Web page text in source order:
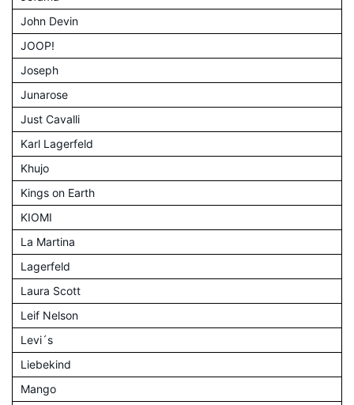
John Devin
JOOP!
Joseph
Junarose
Just Cavalli
Karl Lagerfeld
Khujo
Kings on Earth
KIOMI
La Martina
Lagerfeld
Laura Scott
Leif Nelson
Levi´s
Liebekind
Mango